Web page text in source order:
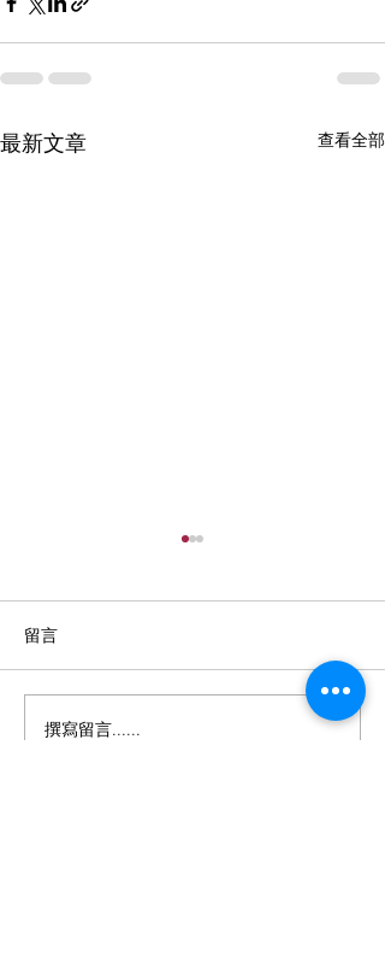
最新文章 查看全部
Welcome JENNY YOO -
留言
撰寫留言......